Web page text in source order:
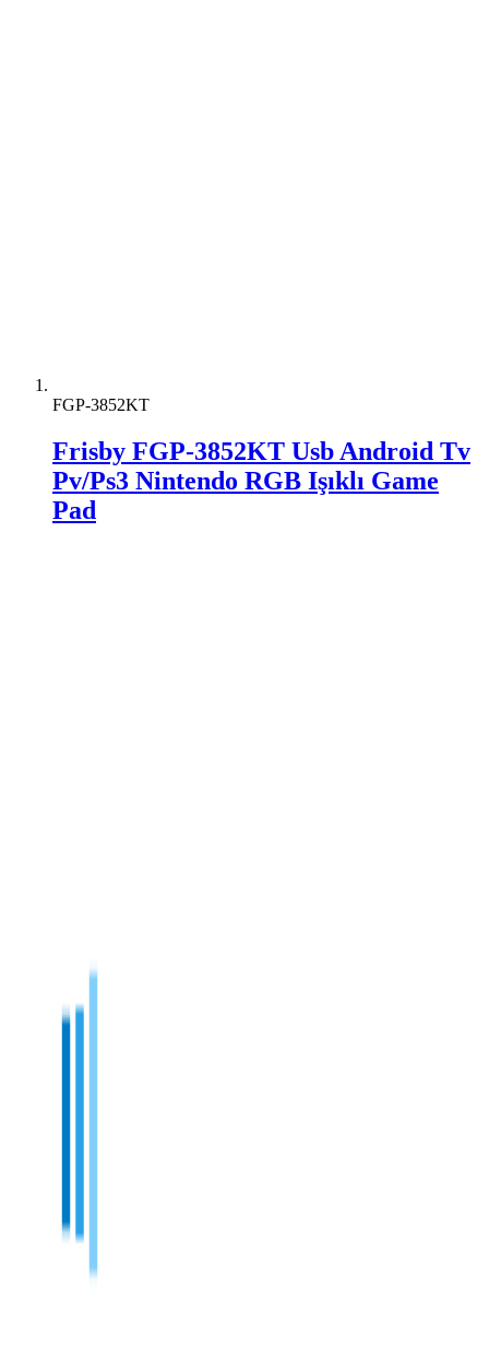
FGP-3852KT
Frisby FGP-3852KT Usb Android Tv
Pv/Ps3 Nintendo RGB Işıklı Game
Pad